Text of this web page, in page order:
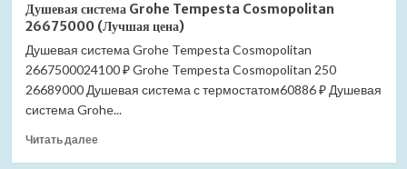
система
Grohe
Tempesta
Cosmopolitan
27394002
(Лучшая
Душевая система Grohe Tempesta Cosmopolitan
26675000 (Лучшая цена)
Душевая система Grohe Tempesta Cosmopolitan
2667500024100 ₽ Grohe Tempesta Cosmopolitan 250
26689000 Душевая система с термостатом60886 ₽ Душевая
система Grohe...
Читать далееПрочитать